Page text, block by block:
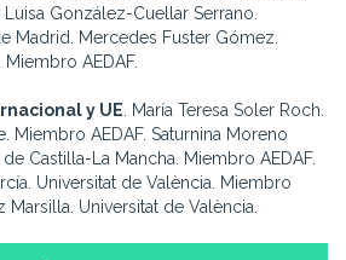
Luisa González-Cuellar Serrano.
Madrid. Mercedes Fuster Gómez.
AEDAF.
y UE . María Teresa Soler Roch.
Miembro AEDAF. Saturnina Moreno
Castilla-La Mancha. Miembro AEDAF.
Universitat de València. Miembro
Marsilla. Universitat de València.